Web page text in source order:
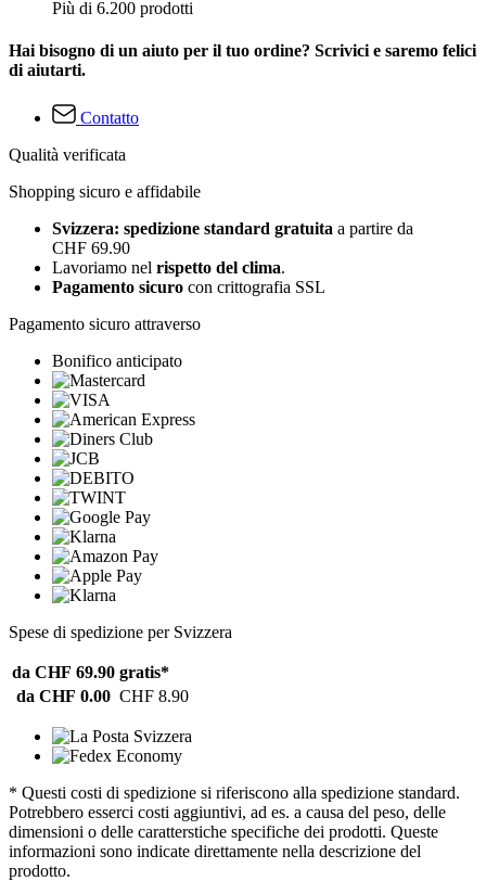
Più di 6.200 prodotti
Hai bisogno di un aiuto per il tuo ordine? Scrivici e saremo felici
di aiutarti.
Contatto
Qualità verificata
Shopping sicuro e affidabile
Svizzera: spedizione standard gratuita a partire da
CHF 69.90
Lavoriamo nel rispetto del clima.
Pagamento sicuro con crittografia SSL
Pagamento sicuro attraverso
Bonifico anticipato
Spese di spedizione per Svizzera
da CHF 69.90 gratis*
da CHF 0.00 CHF 8.90
* Questi costi di spedizione si riferiscono alla spedizione standard.
Potrebbero esserci costi aggiuntivi, ad es. a causa del peso, delle
dimensioni o delle caratterstiche specifiche dei prodotti. Queste
informazioni sono indicate direttamente nella descrizione del
prodotto.